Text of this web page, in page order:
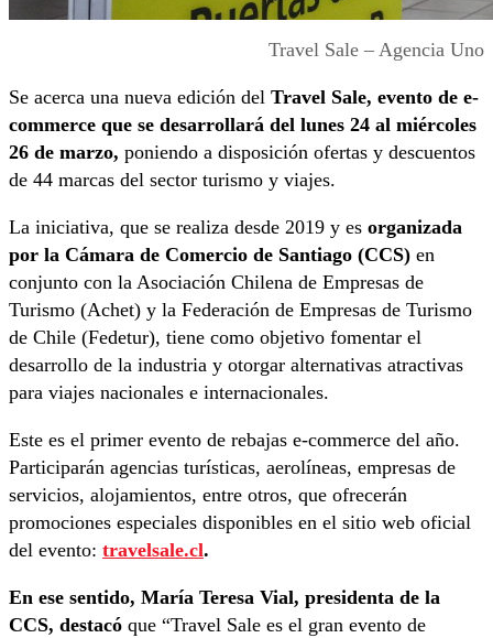
Travel Sale – Agencia Uno
Se acerca una nueva edición del Travel Sale, evento de e-
commerce que se desarrollará del lunes 24 al miércoles
26 de marzo, poniendo a disposición ofertas y descuentos
de 44 marcas del sector turismo y viajes.
La iniciativa, que se realiza desde 2019 y es organizada
por la Cámara de Comercio de Santiago (CCS) en
conjunto con la Asociación Chilena de Empresas de
Turismo (Achet) y la Federación de Empresas de Turismo
de Chile (Fedetur), tiene como objetivo fomentar el
desarrollo de la industria y otorgar alternativas atractivas
para viajes nacionales e internacionales.
Este es el primer evento de rebajas e-commerce del año.
Participarán agencias turísticas, aerolíneas, empresas de
servicios, alojamientos, entre otros, que ofrecerán
promociones especiales disponibles en el sitio web oficial
del evento: travelsale.cl.
En ese sentido, María Teresa Vial, presidenta de la
CCS, destacó que “Travel Sale es el gran evento de